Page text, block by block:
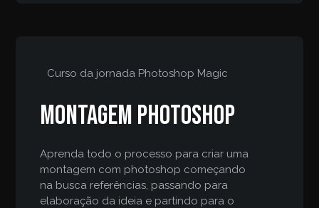
Curso da jornada Photoshop Magic
Montagem Photoshop
Aprenda todo o processo para criar uma
montagem com photoshop começando
na busca referências, passando para
elaboração da ideia e partindo para o